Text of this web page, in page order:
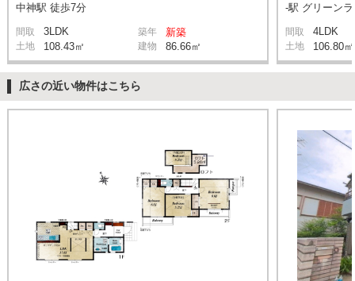
中神駅 徒歩7分
間取 3LDK 築年 新築
土地 108.43㎡ 建物 86.66㎡
-駅 グリーン
間取 4LDK
土地 106.80㎡
広さの近い物件はこちら